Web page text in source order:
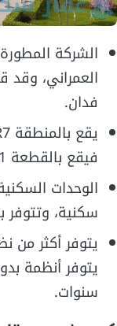
الشركة
فدان.
فيقع بالقطعة A1.
الوحدات
سكنية، وتتوفر
يتوفر أكثر من
سنوات.